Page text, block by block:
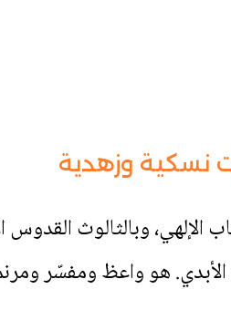
نسكية وزهدية
الإلهي، وبالثالوث
الأبدي. هو واعظ ومفسّر